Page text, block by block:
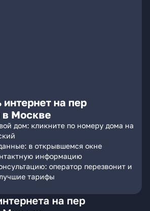
на пер
в Москве
дом: кликните по номеру дома на
в открывшемся окне
информацию
оператор перезвонит и
тарифы
на пер